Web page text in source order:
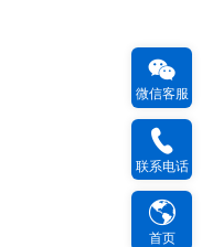
微信客服
联系电话
首页